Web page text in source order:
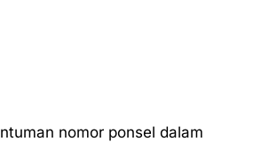
nomor ponsel dalam